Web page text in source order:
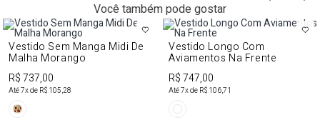
Você também pode gostar
Vestido Sem Manga Midi De
Malha Morango
R$ 737,00
Até7x de R$ 105,28
Vestido Longo Com
Aviamentos Na Frente
R$ 747,00
Até7x de R$ 106,71